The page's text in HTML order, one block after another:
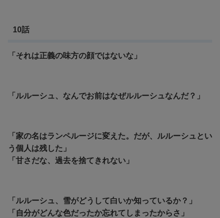
10話
「それは正義の味方の顔ではないな」
「ルルーシュ、なんでお前はなぜルルーシュなんだ？」
「家の名はランペルージに変えた。だが、ルルーシュとい
う個人は残した」
「甘さだな、過去を捨てきれない」
「ルルーシュ、雪がどうして白いか知っているか？」
「自分がどんな色だったか忘れてしまったからさ」